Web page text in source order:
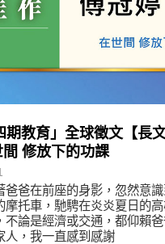
期教育」全球徵文【長
修放下的功課
爸爸在前座的身影，忽然意
摩托車，馳騁在炎炎夏日的
不論是經濟或交通，都仰賴
人，我一直感到感謝